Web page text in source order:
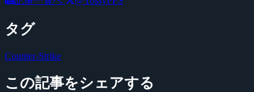
タグ
Counter-Strike
この記事をシェアする